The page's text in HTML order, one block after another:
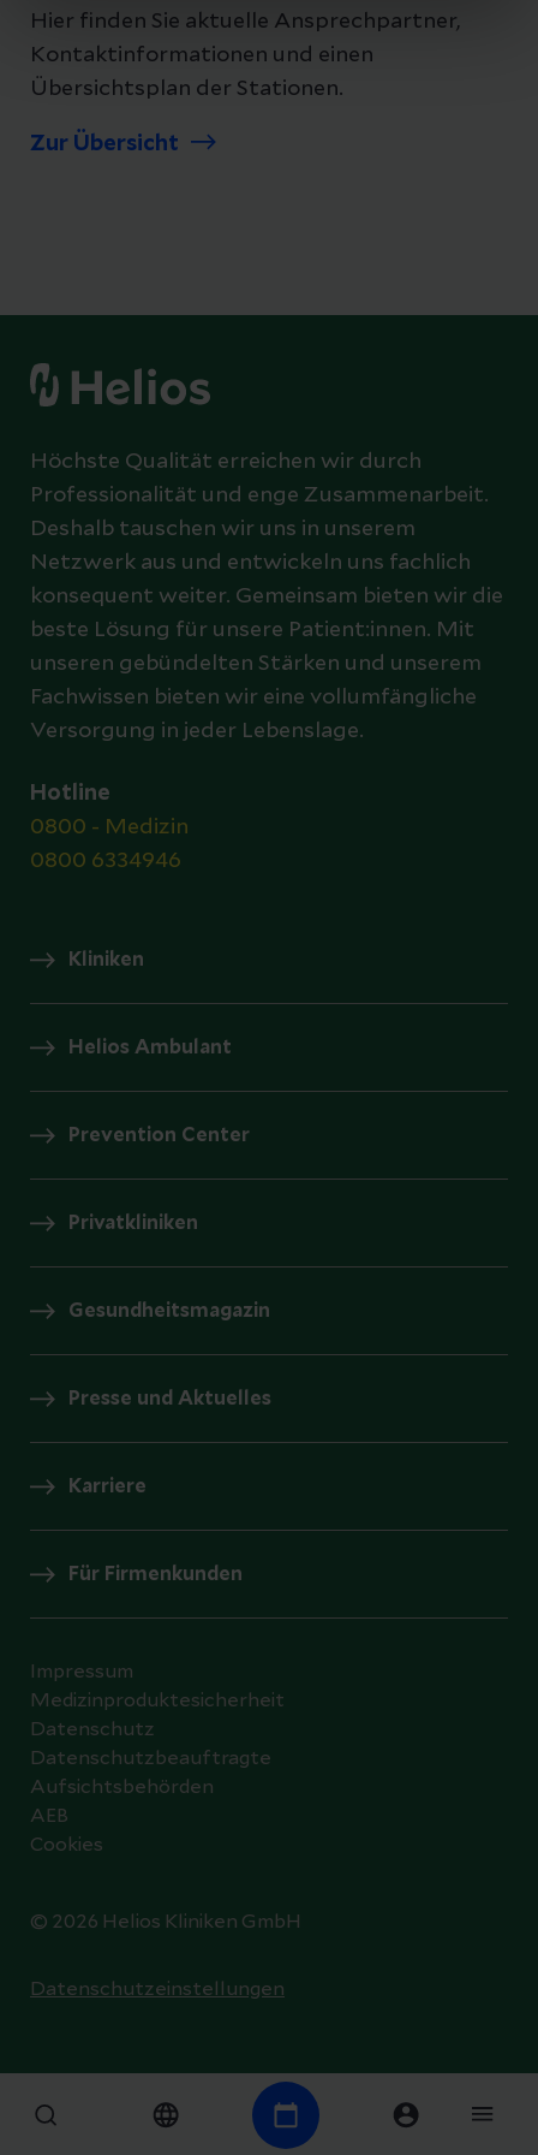
Hier finden Sie aktuelle Ansprechpartner,
Kontaktinformationen und einen
Übersichtsplan der Stationen.
Zur Übersicht
Höchste Qualität erreichen wir durch
Professionalität und enge Zusammenarbeit.
Deshalb tauschen wir uns in unserem
Netzwerk aus und entwickeln uns fachlich
konsequent weiter. Gemeinsam bieten wir die
beste Lösung für unsere Patient:innen. Mit
unseren gebündelten Stärken und unserem
Fachwissen bieten wir eine vollumfängliche
Versorgung in jeder Lebenslage.
Hotline
0800 - Medizin
0800 6334946
Kliniken
Helios Ambulant
Prevention Center
Privatkliniken
Gesundheitsmagazin
Presse und Aktuelles
Karriere
Für Firmenkunden
© 2026 Helios Kliniken GmbH
Impressum
Medizinproduktesicherheit
Datenschutz
Datenschutzbeauftragte
Aufsichtsbehörden
AEB
Cookies
Datenschutzeinstellungen